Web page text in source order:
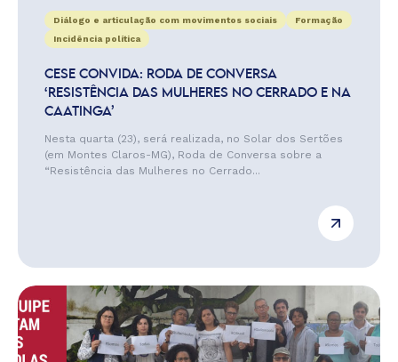
Diálogo e articulação com movimentos sociais
Formação
Incidência política
CESE CONVIDA: RODA DE CONVERSA
‘RESISTÊNCIA DAS MULHERES NO CERRADO E NA
CAATINGA’
Nesta quarta (23), será realizada, no Solar dos Sertões
(em Montes Claros-MG), Roda de Conversa sobre a
“Resistência das Mulheres no Cerrado...